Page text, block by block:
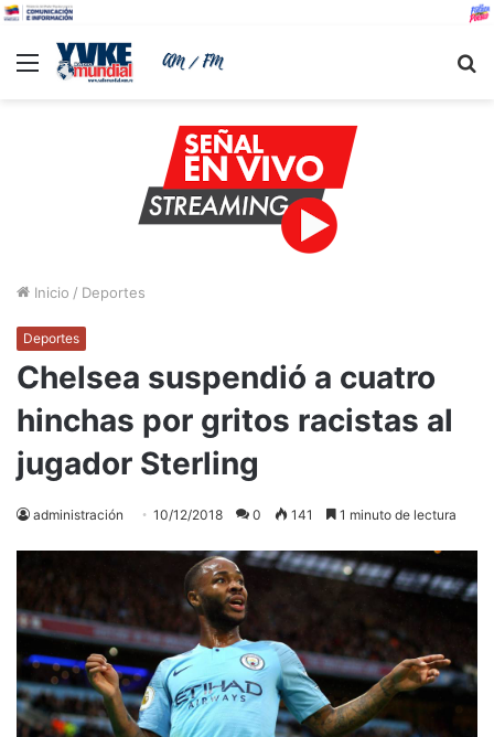
Menu
Inicio / Deportes
Deportes
Chelsea suspendió a cuatro
hinchas por gritos racistas al
jugador Sterling
administración 10/12/2018 0 141 1 minuto de lectura